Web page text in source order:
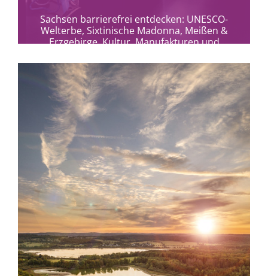
Sachsen barrierefrei entdecken: UNESCO-
Welterbe, Sixtinische Madonna, Meißen &
Erzgebirge. Kultur, Manufakturen und
mehr erfahren